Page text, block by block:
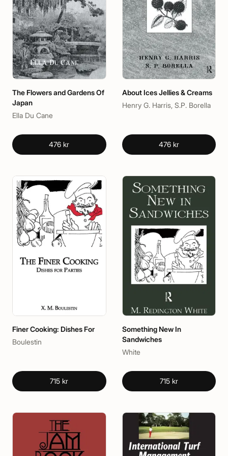
The Flowers and Gardens Of
Japan
Ella Du Cane
476 kr
About Ices Jellies & Creams
Henry G. Harris, S.P. Borella
476 kr
Finer Cooking: Dishes For
Boulestin
715 kr
Something New In
Sandwiches
White
715 kr